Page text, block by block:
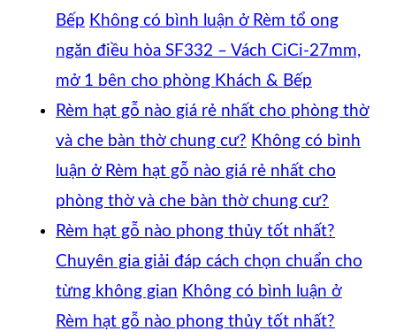
Bếp Không có bình luận ở Rèm tổ ong
ngăn điều hòa SF332 – Vách CiCi-27mm,
mở 1 bên cho phòng Khách & Bếp
Rèm hạt gỗ nào giá rẻ nhất cho phòng thờ
và che bàn thờ chung cư? Không có bình
luận ở Rèm hạt gỗ nào giá rẻ nhất cho
phòng thờ và che bàn thờ chung cư?
Rèm hạt gỗ nào phong thủy tốt nhất?
Chuyên gia giải đáp cách chọn chuẩn cho
từng không gian Không có bình luận ở
Rèm hạt gỗ nào phong thủy tốt nhất?